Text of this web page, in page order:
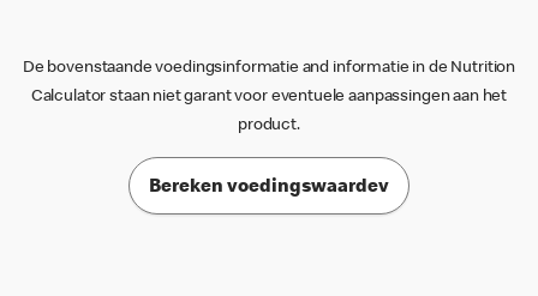
De bovenstaande voedingsinformatie and informatie in de Nutrition
Calculator staan niet garant voor eventuele aanpassingen aan het
product.
Bereken voedingswaardev